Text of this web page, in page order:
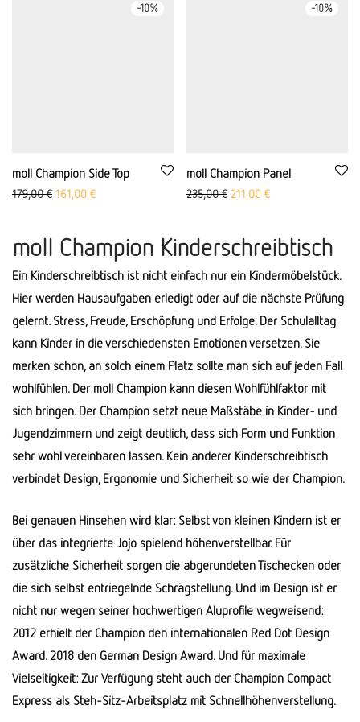
-10%
moll Champion Side Top
179,00€ Ursprünglicher Preis war: 179,00 €
161,00 €Aktueller Preis ist: 161,00 €.
-10%
moll Champion Panel
235,00€ Ursprünglicher Preis war:
211,00 €Aktueller Preis ist:
moll Champion Kinderschreibtisch
Ein Kinderschreibtisch ist nicht einfach nur ein Kindermöbelstück.
Hier werden Hausaufgaben erledigt oder auf die nächste Prüfung
gelernt. Stress, Freude, Erschöpfung und Erfolge. Der Schulalltag
kann Kinder in die verschiedensten Emotionen versetzen. Sie
merken schon, an solch einem Platz sollte man sich auf jeden Fall
wohlfühlen. Der moll Champion kann diesen Wohlfühlfaktor mit
sich bringen. Der Champion setzt neue Maßstäbe in Kinder- und
Jugendzimmern und zeigt deutlich, dass sich Form und Funktion
sehr wohl vereinbaren lassen. Kein anderer Kinderschreibtisch
verbindet Design, Ergonomie und Sicherheit so wie der Champion.
Bei genauen Hinsehen wird klar: Selbst von kleinen Kindern ist er
über das integrierte Jojo spielend höhen­ver­stellbar. Für
zusätzliche Sicher­heit sorgen die ab­ge­rundeten Tisch­ecken oder
die sich selbst entriegelnde Schrägstellung. Und im Design ist er
nicht nur wegen seiner hochwertigen Aluprofile wegweisend:
2012 erhielt der Champion den inter­nationalen Red Dot Design
Award. 2018 den German Design Award. Und für maximale
Vielseitigkeit: Zur Verfügung steht auch der Champion Compact
Express als Steh-Sitz-Arbeitsplatz mit Schnellhöhenverstellung.